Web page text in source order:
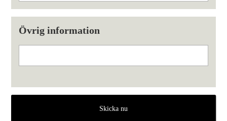
Övrig information
Skicka nu